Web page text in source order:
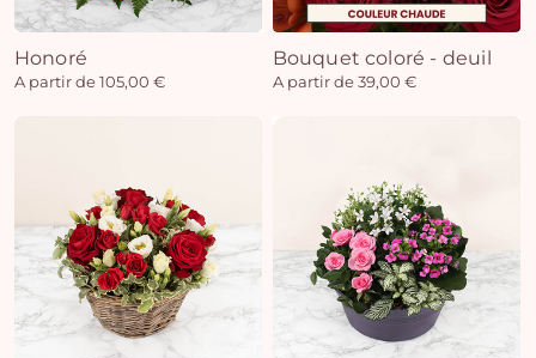
Honoré
A partir de 105,00 €
Bouquet coloré - deuil
A partir de 39,00 €